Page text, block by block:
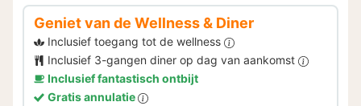
Geniet van de Wellness & Diner
Inclusief toegang tot de wellness
Inclusief 3-gangen diner op dag van aankomst
Inclusief fantastisch ontbijt
Gratis annulatie